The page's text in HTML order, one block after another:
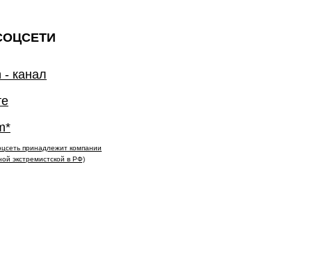
- канал
принадлежит компании
экстремистской в РФ)